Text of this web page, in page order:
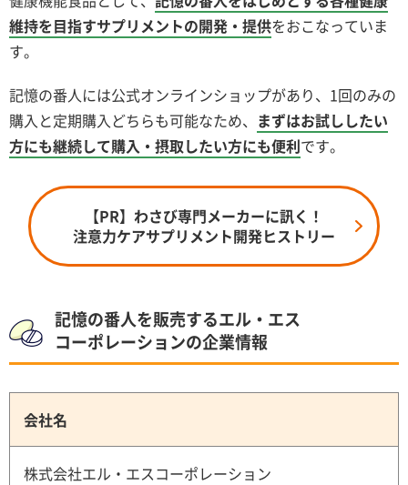
維持を目指すサプリメントの開発・提供をおこなっていま
す。
記憶の番人には公式オンラインショップがあり、1回のみの
購入と定期購入どちらも可能なため、 まずはお試ししたい
方にも継続して購入・摂取したい方にも便利です。
【PR】わさび専門メーカーに訊く！
注意力ケアサプリメント開発ヒストリー
記憶の番人を販売するエル・エス
コーポレーションの企業情報
会社名
株式会社エル・エスコーポレーション